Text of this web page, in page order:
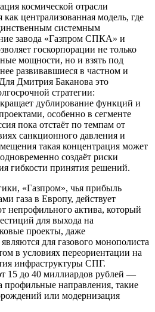
космической отрасли
как централизованная модель, где
системным
завода «Газпром СПКА» и
госкорпорации не только
мощности, но и взять под
развивавшиеся в частном и
Дмитрия Баканова это
стратегии:
дублирование функций и
особенно в сегменте
пока отстаёт по темпам от
санкционного давления и
такая концентрация может
создаёт риски
гибкости принятия решений.
«Газпром», чья прибыль
газа в Европу, действует
непрофильного актива, который
для выхода на
проекты, даже
для газового монополиста
в условиях переориентации на
инфраструктуры СПГ.
15 до 40 миллиардов рублей —
профильные направления, такие
или модернизация